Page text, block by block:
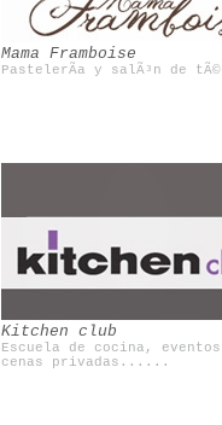
Mama Framboise
PastelerÃ­a y salÃ³n de tÃ©
Kitchen club
Escuela de cocina,
cenas privadas......